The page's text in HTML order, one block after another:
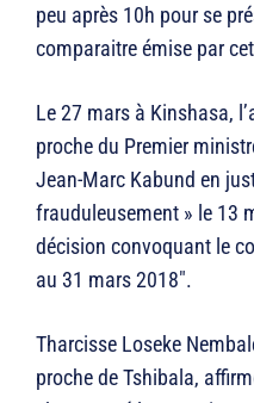
peu après 10h pour se
comparaitre émise par
Le 27 mars à Kinshasa,
proche du Premier
Jean-Marc Kabund en
frauduleusement » le 13
décision convoquant le
au 31 mars 2018″.
Tharcisse Loseke
proche de Tshibala,